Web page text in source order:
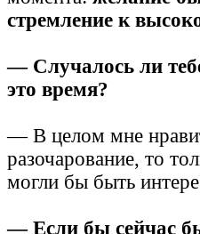
стремление к
— Случалось ли
это время?
— В целом мне
разочарование, то
могли бы быть
— Если бы сейчас